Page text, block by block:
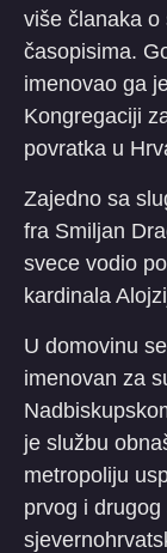
više članaka o
časopisima.
imenovao ga
Kongregaciji
povratka u
Zajedno sa
fra Smiljan
svece vodio
kardinala
U domovinu
imenovan za
je službu
metropoliju
prvog i